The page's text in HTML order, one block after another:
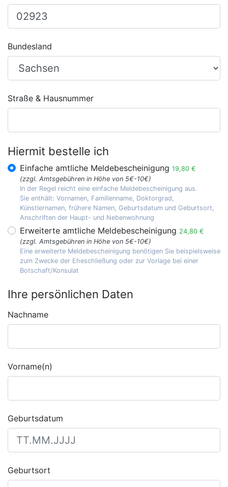
Bundesland
Straße & Hausnummer
Hiermit bestelle ich
Einfache amtliche Meldebescheinigung 19,80 €
(zzgl. Amtsgebühren in Höhe von 5€-10€)
In der Regel reicht eine einfache Meldebescheinigung aus.
Sie enthält: Vornamen, Familienname, Doktorgrad,
Künstlernamen, frühere Namen, Geburtsdatum und Geburtsort,
Anschriften der Haupt- und Nebenwohnung
Erweiterte amtliche Meldebescheinigung 24,80 €
(zzgl. Amtsgebühren in Höhe von 5€-10€)
Eine erweiterte Meldebescheinigung benötigen Sie beispielsweise
zum Zwecke der Eheschließung oder zur Vorlage bei einer
Botschaft/Konsulat
Ihre persönlichen Daten
Nachname
Vorname(n)
Geburtsdatum
Geburtsort